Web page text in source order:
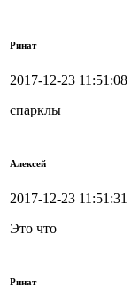
Ринат
2017-12-23 11:51:08
спарклы
Алексей
2017-12-23 11:51:31
Это что
Ринат